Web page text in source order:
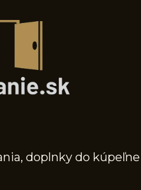
doplnky do kúpeľne